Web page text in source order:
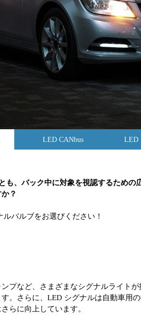
LED CANbus LED
、バック中に対象を視認するため
？
バルブをお選びください！
プなど、さまざまなシグナルライト
。さらに、LED シグナルは自動車用
らに向上しています。